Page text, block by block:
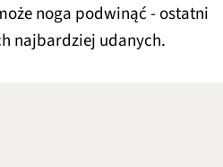
noga podwinąć - ostatni
najbardziej udanych.